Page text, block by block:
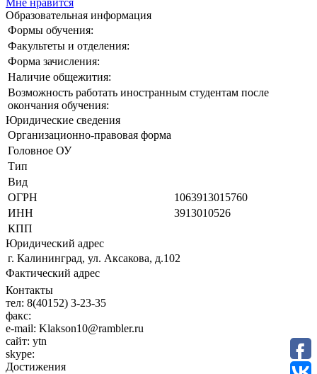
Мне нравится
Образовательная информация
Формы обучения:
Факультеты и отделения:
Форма зачисления:
Наличие общежития:
Возможность работать иностранным студентам после
окончания обучения:
Юридические сведения
Организационно-правовая форма
Головное ОУ
Тип
Вид
ОГРН
1063913015760
ИНН
3913010526
КПП
Юридический адрес
г. Калининград, ул. Аксакова, д.102
Фактический адрес
Контакты
тел: 8(40152) 3-23-35
факс:
e-mail: Klakson10@rambler.ru
сайт: ytn
skype:
Достижения